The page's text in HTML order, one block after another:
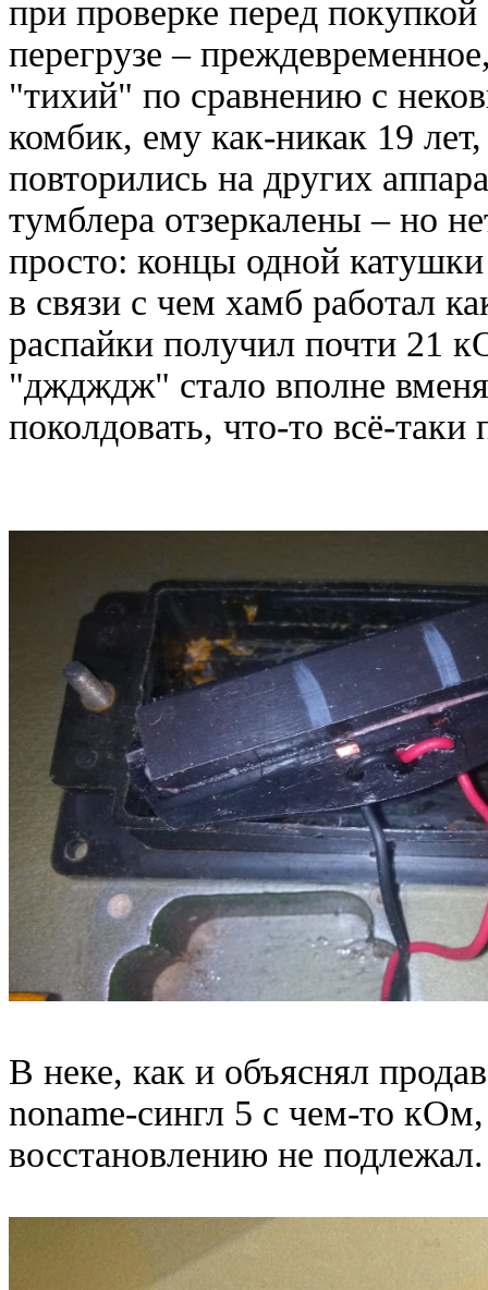
при проверке перед
перегрузе –
"тихий" по сравнению с
комбик, ему как-никак 19
повторились на других
тумблера отзеркалены – но
просто: концы одной
в связи с чем хамб работал
распайки получил почти 21
"дждждж" стало вполне
поколдовать, что-то всё-
В неке, как и объяснял
noname-сингл 5 с чем-то
восстановлению не